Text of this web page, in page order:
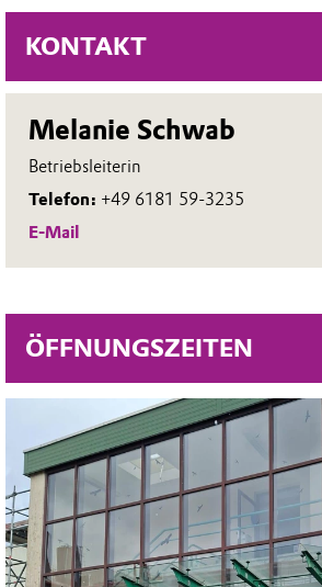
KONTAKT
Melanie Schwab
Betriebsleiterin
Telefon: +49 6181 59-3235
E-Mail
ÖFFNUNGSZEITEN